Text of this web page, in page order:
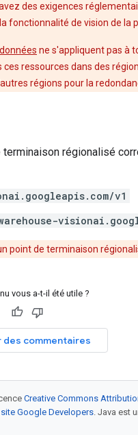
des exigences
fonctionnalité de vision de la
ne s'appliquent pas à
ressources dans des
régions pour la
régionalisé
v1
point de terminaison
vous a-t-il été utile ?
des commentaires
Creative Commons
Google Developers. Java est